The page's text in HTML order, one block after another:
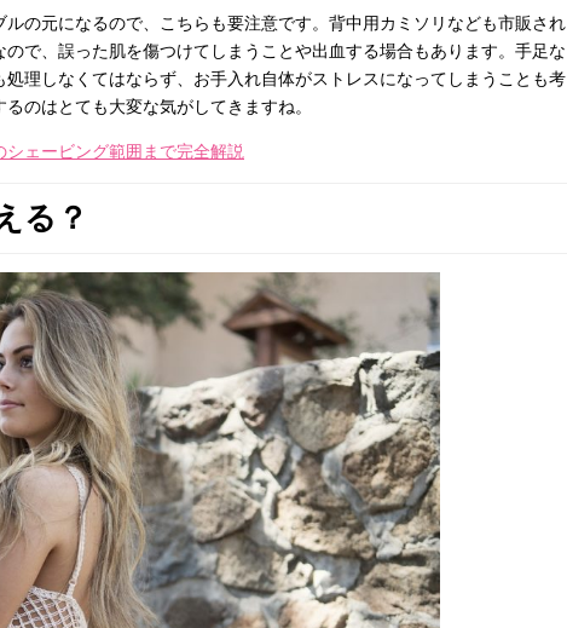
の元になるので、こちらも要注意です。背中用カミソリなども市販され
で、誤った肌を傷つけてしまうことや出血する場合もあります。手足な
理しなくてはならず、お手入れ自体がストレスになってしまうことも考
のはとても大変な気がしてきますね。
ェービング範囲まで完全解説
る？